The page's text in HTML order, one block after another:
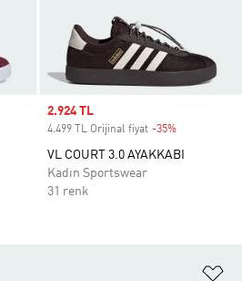
Sale price
2.924 TL
4.499 TL Orijinal fiyat -35%
VL COURT 3.0 AYAKKABI
Kadın Sportswear
31 renk